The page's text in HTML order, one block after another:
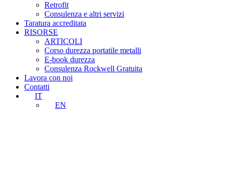
Retrofit
Consulenza e altri servizi
Taratura accreditata
RISORSE
ARTICOLI
Corso durezza portatile metalli
E-book durezza
Consulenza Rockwell Gratuita
Lavora con noi
Contatti
IT
EN